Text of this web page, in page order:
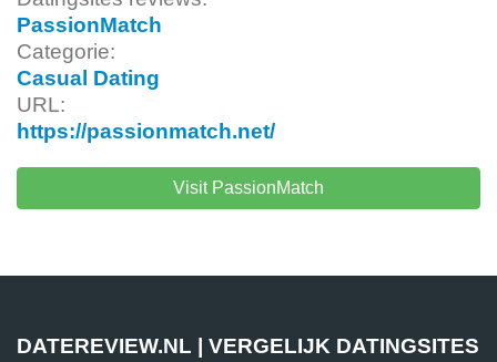
PassionMatch
Categorie:
Casual Dating
URL:
https://passionmatch.net/
Visit PassionMatch
DATEREVIEW.NL | VERGELIJK DATINGSITES